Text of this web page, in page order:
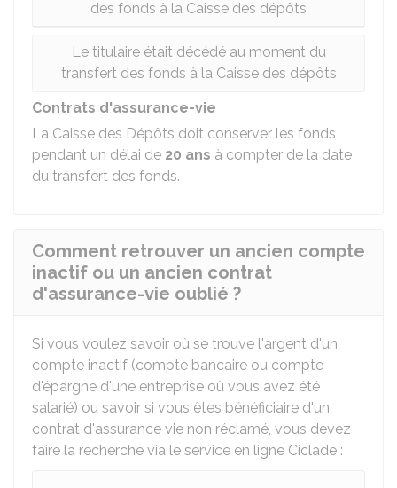
des fonds à la Caisse des dépôts
Le titulaire était décédé au moment du
transfert des fonds à la Caisse des dépôts
Contrats d'assurance-vie
La Caisse des Dépôts doit conserver les fonds
pendant un délai de 20 ans à compter de la date
du transfert des fonds.
Comment retrouver un ancien compte
inactif ou un ancien contrat
d'assurance-vie oublié ?
Si vous voulez savoir où se trouve l'argent d'un
compte inactif (compte bancaire ou compte
d'épargne d'une entreprise où vous avez été
salarié) ou savoir si vous êtes bénéficiaire d'un
contrat d'assurance vie non réclamé, vous devez
faire la recherche via le service en ligne Ciclade :